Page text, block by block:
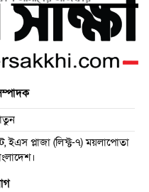
ইএস প্লাজা (লিফ্ট-৭) ময়লাপোতা